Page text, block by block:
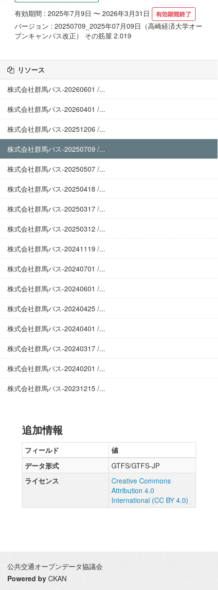
有効期間 : 2025年7月9日 〜 2026年3月31日
バージョン : 20250709_2025年07月09日（高崎経済大学オー
プンキャンパス改正） その筋屋 2.019
リソース
株式会社群馬バス-20260601 /...
株式会社群馬バス-20260401 /...
株式会社群馬バス-20251206 /...
株式会社群馬バス-20250709 /...
株式会社群馬バス-20250507 /...
株式会社群馬バス-20250418 /...
株式会社群馬バス-20250317 /...
株式会社群馬バス-20250312 /...
株式会社群馬バス-20241119 /...
株式会社群馬バス-20240701 /...
株式会社群馬バス-20240601 /...
株式会社群馬バス-20240425 /...
株式会社群馬バス-20240401 /...
株式会社群馬バス-20240317 /...
株式会社群馬バス-20240201 /...
株式会社群馬バス-20231215 /...
追加情報
フィールド
値
データ形式
GTFS/GTFS-JP
ライセンス
Creative Commons
Attribution 4.0
International (CC BY 4.0)
公共交通オープンデータ協議会
Powered by CKAN